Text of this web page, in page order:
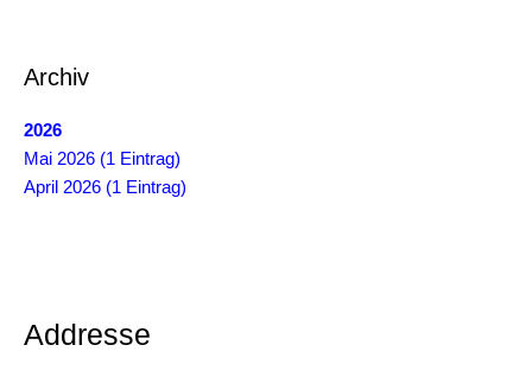
Archiv
2026
Mai 2026 (1 Eintrag)
April 2026 (1 Eintrag)
Addresse